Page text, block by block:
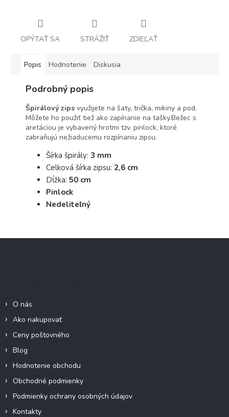
OPÝTAŤ SA STRÁŽIŤ ZDIEĽAŤ
Popis Hodnotenie Diskusia
Podrobný popis
Špirálový zips využijete na šaty, trička, mikiny a pod.
Môžete ho použiť tiež ako zapínanie na tašky.Bežec s
aretáciou je vybavený hrotmi tzv. pinlock, ktoré
zabraňujú nežiaducemu rozpínaniu zipsu.
Šírka špirály: 3 mm
Celková šírka zipsu: 2,6 cm
Dĺžka: 50 cm
Pinlock
Nedeliteľný
O nás
Ako nakupovať
Ceny poštovného
Blog
Hodnotenie obchodu
Obchodné podmienky
Podmienky ochrany osobných údajov
Kontakty